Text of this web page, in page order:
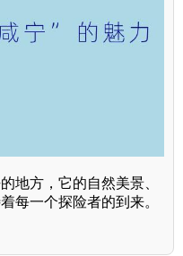
地方，它的自然美景、
每一个探险者的到来。